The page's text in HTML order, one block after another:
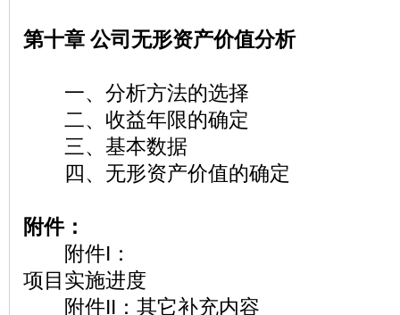
第十章 公司无形资产价值分析
一、分析方法的选择
二、收益年限的确定
三、基本数据
四、无形资产价值的确定
附件：
附件I：
项目实施进度
附件II：其它补充内容